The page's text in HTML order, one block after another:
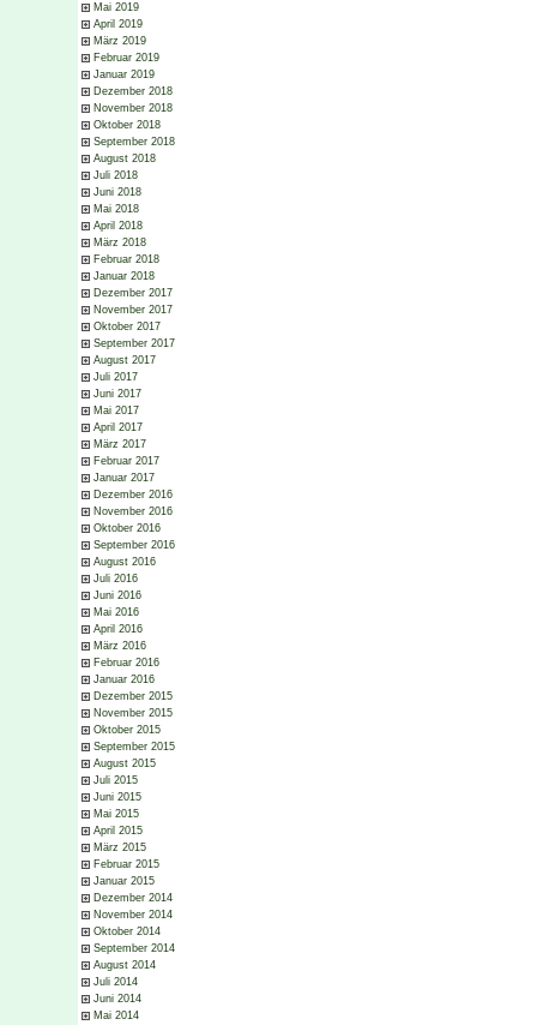
Mai 2019
April 2019
März 2019
Februar 2019
Januar 2019
Dezember 2018
November 2018
Oktober 2018
September 2018
August 2018
Juli 2018
Juni 2018
Mai 2018
April 2018
März 2018
Februar 2018
Januar 2018
Dezember 2017
November 2017
Oktober 2017
September 2017
August 2017
Juli 2017
Juni 2017
Mai 2017
April 2017
März 2017
Februar 2017
Januar 2017
Dezember 2016
November 2016
Oktober 2016
September 2016
August 2016
Juli 2016
Juni 2016
Mai 2016
April 2016
März 2016
Februar 2016
Januar 2016
Dezember 2015
November 2015
Oktober 2015
September 2015
August 2015
Juli 2015
Juni 2015
Mai 2015
April 2015
März 2015
Februar 2015
Januar 2015
Dezember 2014
November 2014
Oktober 2014
September 2014
August 2014
Juli 2014
Juni 2014
Mai 2014